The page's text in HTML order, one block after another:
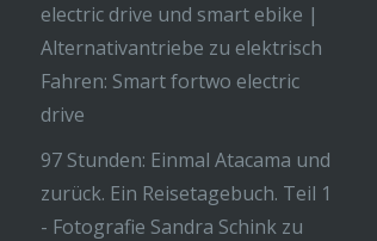
electric drive und smart ebike |
Alternativantriebe zu elektrisch
Fahren: Smart fortwo electric
drive
97 Stunden: Einmal Atacama und
zurück. Ein Reisetagebuch. Teil 1
- Fotografie Sandra Schink zu